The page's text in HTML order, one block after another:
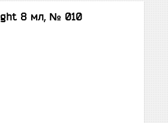
8 мл, № 010